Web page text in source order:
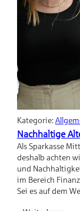
Kategorie:
Nachhaltige
Als Sparkasse
deshalb achten
und
im Bereich
Sei es auf dem